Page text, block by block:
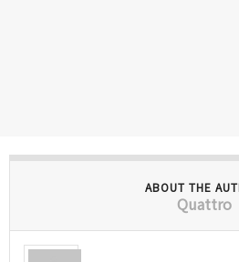
ABOUT THE
Quattro